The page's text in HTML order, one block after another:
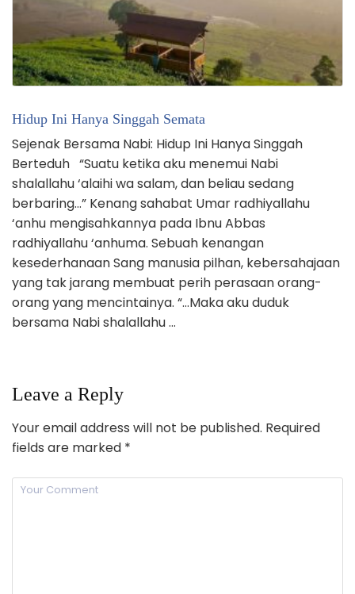
Hidup Ini Hanya Singgah Semata
Sejenak Bersama Nabi: Hidup Ini Hanya Singgah
Berteduh “Suatu ketika aku menemui Nabi
shalallahu ‘alaihi wa salam, dan beliau sedang
berbaring…” Kenang sahabat Umar radhiyallahu
‘anhu mengisahkannya pada Ibnu Abbas
radhiyallahu ‘anhuma. Sebuah kenangan
kesederhanaan Sang manusia pilhan, kebersahajaan
yang tak jarang membuat perih perasaan orang-
orang yang mencintainya. “…Maka aku duduk
bersama Nabi shalallahu …
Leave a Reply
Your email address will not be published. Required
fields are marked *